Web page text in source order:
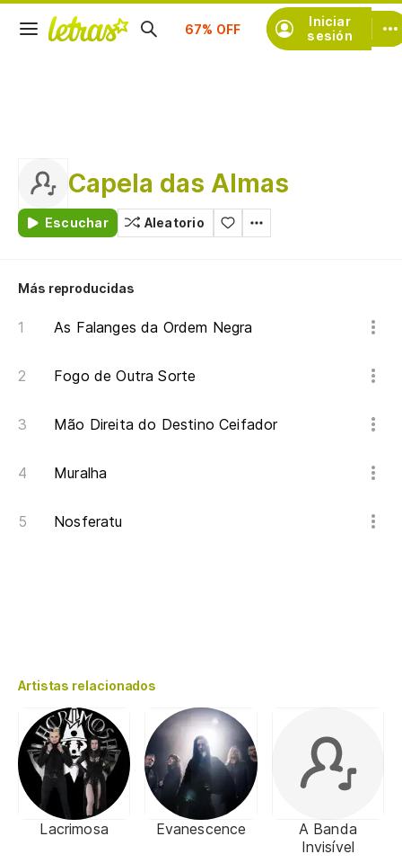
Iniciar
sesión
Suscríbete
Capela das Almas
Escuchar Aleatorio
Más reproducidas
As Falanges da Ordem Negra
Fogo de Outra Sorte
Mão Direita do Destino Ceifador
Muralha
Nosferatu
Artistas relacionados
Lacrimosa Evanescence
A Banda
Invisível